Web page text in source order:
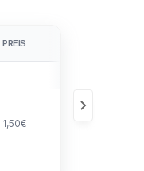
PREIS
1,50€
gültig und
in U-Bahnen,